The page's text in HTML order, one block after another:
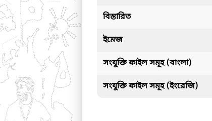
বিস্তারিত
ইমেজ
সংযুক্তি ফাইল সমূহ (বাংলা)
সংযুক্তি ফাইল সমূহ (ইংরেজি)